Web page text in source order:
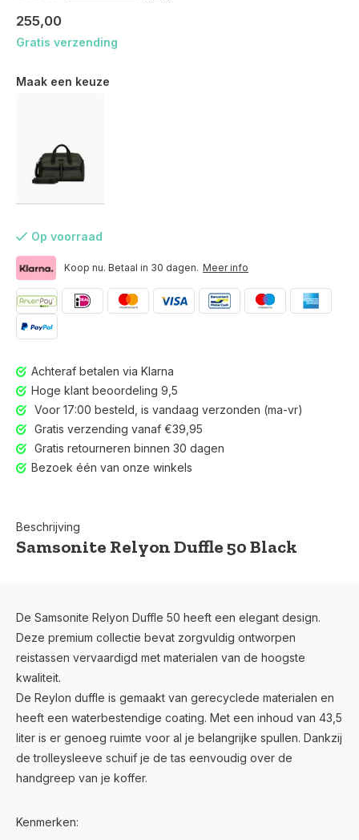
Voor 17:00 besteld, is vandaag verzonden (ma-vr)
255,00
Gratis verzending
Maak een keuze
Op voorraad
Koop nu. Betaal in 30 dagen. Meer info
Achteraf betalen via Klarna
Hoge klant beoordeling 9,5
Voor 17:00 besteld, is vandaag verzonden (ma-vr)
Gratis verzending vanaf €39,95
Gratis retourneren binnen 30 dagen
Bezoek één van onze winkels
Beschrijving
Samsonite Relyon Duffle 50 Black
De Samsonite Relyon Duffle 50 heeft een elegant design.
Deze premium collectie bevat zorgvuldig ontworpen
reistassen vervaardigd met materialen van de hoogste
kwaliteit.
De Reylon duffle is gemaakt van gerecyclede materialen en
heeft een waterbestendige coating. Met een inhoud van 43,5
liter is er genoeg ruimte voor al je belangrijke spullen. Dankzij
de trolleysleeve schuif je de tas eenvoudig over de
handgreep van je koffer.
Kenmerken: